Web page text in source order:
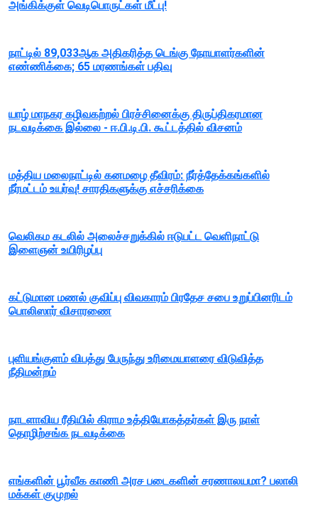
அங்கிக்குள் வெடிபொருட்கள் மீட்பு!
நாட்டில் 89,033ஆக அதிகரித்த டெங்கு நோயாளர்களின்
எண்ணிக்கை; 65 மரணங்கள் பதிவு
யாழ் மாநகர கழிவகற்றல் பிரச்சினைக்கு திருப்திகரமான
நடவடிக்கை இல்லை - ஈ.பி.டி.பி. கூட்டத்தில் விசனம்
மத்திய மலைநாட்டில் கனமழை தீவிரம்: நீர்த்தேக்கங்களில்
நீர்மட்டம் உயர்வு! சாரதிகளுக்கு எச்சரிக்கை
வெலிகம கடலில் அலைச்சறுக்கில் ஈடுபட்ட வெளிநாட்டு
இளைஞன் உயிரிழப்பு
கட்டுமான மணல் குவிப்பு விவகாரம் பிரதேச சபை உறுப்பினரிடம்
பொலிஸார் விசாரணை
புளியங்குளம் விபத்து பேருந்து உரிமையாளரை விடுவித்த
நீதிமன்றம்
நாடளாவிய ரீதியில் கிராம உத்தியோகத்தர்கள் இரு நாள்
தொழிற்சங்க நடவடிக்கை
எங்களின் பூர்வீக காணி அரச படைகளின் சரணாலயமா? பலாலி
மக்கள் குமுறல்